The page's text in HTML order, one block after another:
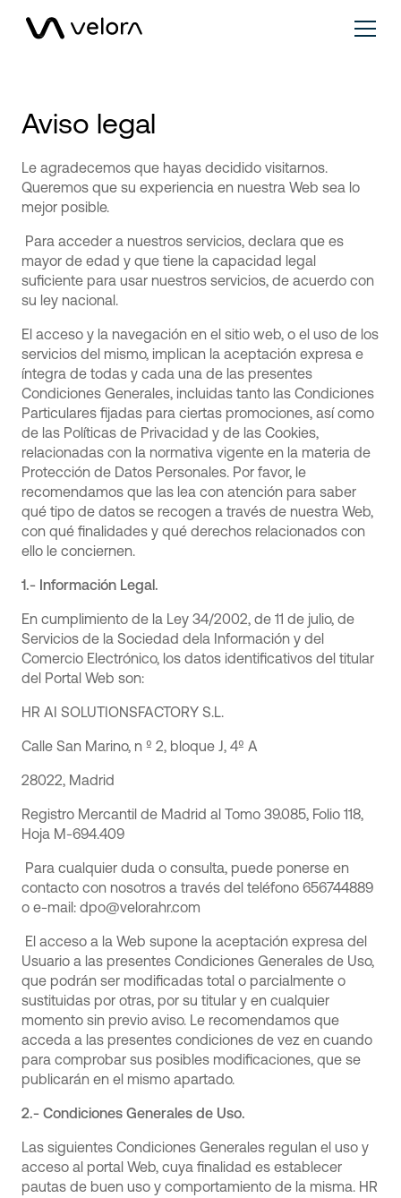
Aviso legal
Le agradecemos que hayas decidido visitarnos.
Queremos que su experiencia en nuestra Web sea lo
mejor posible.
Para acceder a nuestros servicios, declara que es
mayor de edad y que tiene la capacidad legal
suficiente para usar nuestros servicios, de acuerdo con
su ley nacional.
El acceso y la navegación en el sitio web, o el uso de los
servicios del mismo, implican la aceptación expresa e
íntegra de todas y cada una de las presentes
Condiciones Generales, incluidas tanto las Condiciones
Particulares fijadas para ciertas promociones, así como
de las Políticas de Privacidad y de las Cookies,
relacionadas con la normativa vigente en la materia de
Protección de Datos Personales. Por favor, le
recomendamos que las lea con atención para saber
qué tipo de datos se recogen a través de nuestra Web,
con qué finalidades y qué derechos relacionados con
ello le conciernen.
1.- Información Legal.
En cumplimiento de la Ley 34/2002, de 11 de julio, de
Servicios de la Sociedad dela Información y del
Comercio Electrónico, los datos identificativos del titular
del Portal Web son:
HR AI SOLUTIONSFACTORY S.L.
Calle San Marino, n º 2, bloque J, 4º A
28022, Madrid
Registro Mercantil de Madrid al Tomo 39.085, Folio 118,
Hoja M-694.409
Para cualquier duda o consulta, puede ponerse en
contacto con nosotros a través del teléfono 656744889
o e-mail: dpo@velorahr.com
El acceso a la Web supone la aceptación expresa del
Usuario a las presentes Condiciones Generales de Uso,
que podrán ser modificadas total o parcialmente o
sustituidas por otras, por su titular y en cualquier
momento sin previo aviso. Le recomendamos que
acceda a las presentes condiciones de vez en cuando
para comprobar sus posibles modificaciones, que se
publicarán en el mismo apartado.
2.- Condiciones Generales de Uso.
Las siguientes Condiciones Generales regulan el uso y
acceso al portal Web, cuya finalidad es establecer
pautas de buen uso y comportamiento de la misma. HR